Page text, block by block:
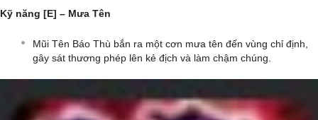
Kỹ năng [E] – Mưa Tên
Mũi Tên Báo Thù bắn ra một cơn mưa tên đến vùng chỉ định,
gây sát thương phép lên kẻ địch và làm chậm chúng.